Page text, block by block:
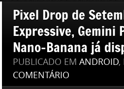
Pixel Drop de
Expressive, Gemini
Nano-Banana já
PUBLICADO EM ANDROID,
COMENTÁRIO